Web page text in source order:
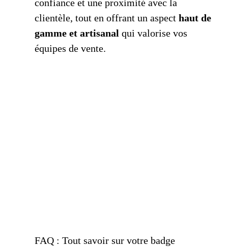
confiance et une proximité avec la
clientèle, tout en offrant un aspect haut de
gamme et artisanal qui valorise vos
équipes de vente.
FAQ : Tout savoir sur votre badge